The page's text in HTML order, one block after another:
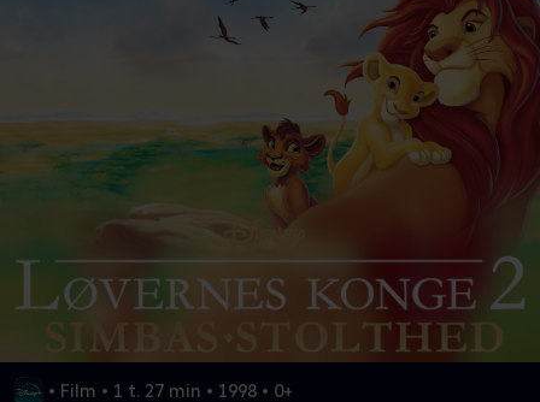
• Film • 1 t. 27 min • 1998 • 0+